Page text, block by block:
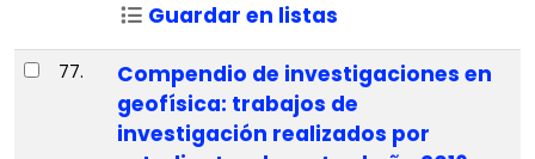
Guardar en listas
77.
Compendio de investigaciones en
geofísica: trabajos de
investigación realizados por